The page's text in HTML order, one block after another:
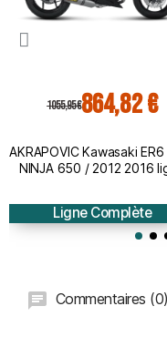
1 055,95 €864,82 €
AKRAPOVIC Kawasaki
NINJA 650 / 2012 2016
pot d'échappement non
1810-2129
Ligne Complète
Commentaires (0)